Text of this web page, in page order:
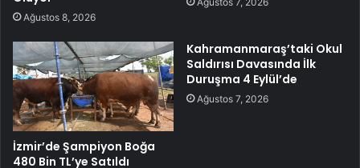
Ağustos 8, 2026
İzmir’de Şampiyon Boğa
480 Bin TL’ye Satıldı
Kahramanmaraş’taki Okul
Saldırısı Davasında İlk
Duruşma 4 Eylül’de
Ağustos 7, 2026